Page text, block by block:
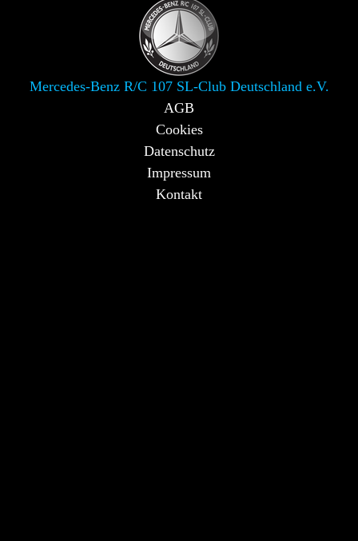
Mercedes-Benz R/C 107 SL-Club Deutschland e.V.
AGB
Cookies
Datenschutz
Impressum
Kontakt